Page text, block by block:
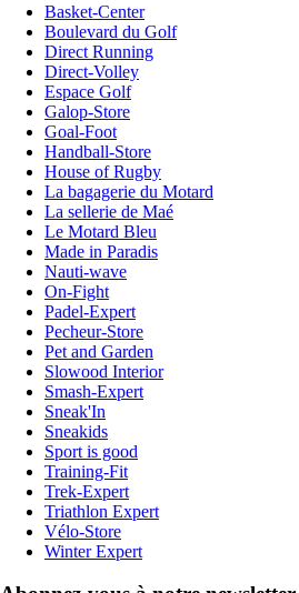
Basket-Center
Boulevard du Golf
Direct Running
Direct-Volley
Espace Golf
Galop-Store
Goal-Foot
Handball-Store
House of Rugby
La bagagerie du Motard
La sellerie de Maé
Le Motard Bleu
Made in Paradis
Nauti-wave
On-Fight
Padel-Expert
Pecheur-Store
Pet and Garden
Slowood Interior
Smash-Expert
Sneak'In
Sneakids
Sport is good
Training-Fit
Trek-Expert
Triathlon Expert
Vélo-Store
Winter Expert